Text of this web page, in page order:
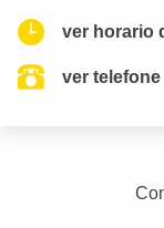
ver horario
ver telefone